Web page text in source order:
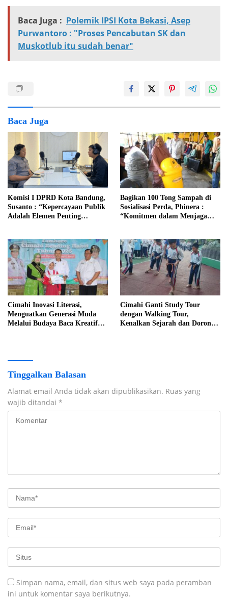
Baca Juga : Polemik IPSI Kota Bekasi, Asep
Purwantoro : "Proses Pencabutan SK dan
Muskotlub itu sudah benar"
Baca Juga
Komisi I DPRD Kota Bandung,
Susanto : “Kepercayaan Publik
Adalah Elemen Penting
Bagikan 100 Tong Sampah di
Sosialisasi Perda, Phinera :
“Komitmen dalam Menjaga
Cimahi Inovasi Literasi,
Menguatkan Generasi Muda
Melalui Budaya Baca Kreatif
Cimahi Ganti Study Tour
dengan Walking Tour,
Kenalkan Sejarah dan Dorong
Tinggalkan Balasan
Alamat email Anda tidak akan dipublikasikan. Ruas yang
wajib ditandai *
Simpan nama, email, dan situs web saya pada peramban
ini untuk komentar saya berikutnya.